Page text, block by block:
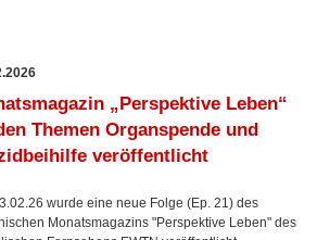
„Perspektive Leben“
Themen Organspende und
veröffentlicht
wurde eine neue Folge (Ep. 21) des
Monatsmagazins "Perspektive Leben" des